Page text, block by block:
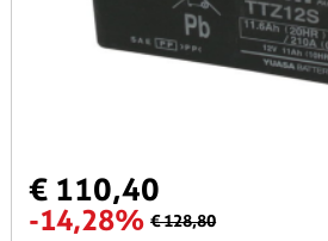
€ 110,40
-14,28% € 128,80